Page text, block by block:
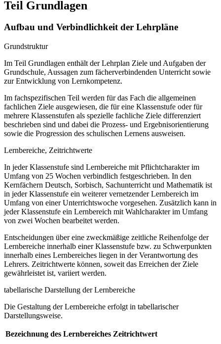
Teil Grundlagen
Aufbau und Verbindlichkeit der Lehrpläne
Grundstruktur
Im Teil Grundlagen enthält der Lehrplan Ziele und Aufgaben der
Grundschule, Aussagen zum fächerverbindenden Unterricht sowie
zur Entwicklung von Lernkompetenz.
Im fachspezifischen Teil werden für das Fach die allgemeinen
fachlichen Ziele ausgewiesen, die für eine Klassenstufe oder für
mehrere Klassenstufen als spezielle fachliche Ziele differenziert
beschrieben sind und dabei die Prozess- und Ergebnisorientierung
sowie die Progression des schulischen Lernens ausweisen.
Lernbereiche, Zeitrichtwerte
In jeder Klassenstufe sind Lernbereiche mit Pflichtcharakter im
Umfang von 25 Wochen verbindlich festgeschrieben. In den
Kernfächern Deutsch, Sorbisch, Sachunterricht und Mathematik ist
in jeder Klassenstufe ein weiterer vernetzender Lernbereich im
Umfang von einer Unterrichtswoche vorgesehen. Zusätzlich kann in
jeder Klassenstufe ein Lernbereich mit Wahlcharakter im Umfang
von zwei Wochen bearbeitet werden.
Entscheidungen über eine zweckmäßige zeitliche Reihenfolge der
Lernbereiche innerhalb einer Klassenstufe bzw. zu Schwerpunkten
innerhalb eines Lernbereiches liegen in der Verantwortung des
Lehrers. Zeitrichtwerte können, soweit das Erreichen der Ziele
gewährleistet ist, variiert werden.
tabellarische Darstellung der Lernbereiche
Die Gestaltung der Lernbereiche erfolgt in tabellarischer
Darstellungsweise.
Bezeichnung des Lernbereiches Zeitrichtwert